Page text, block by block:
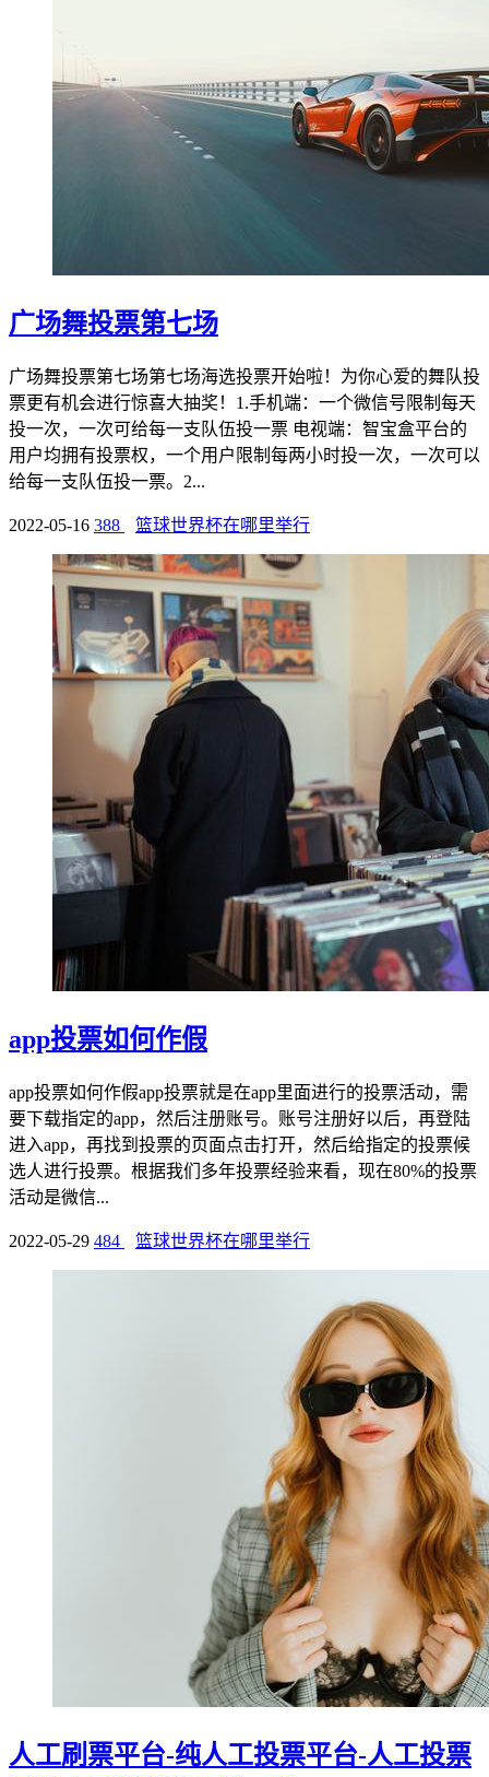
广场舞投票第七场
广场舞投票第七场第七场海选投票开始啦！为你心爱的舞队投
票更有机会进行惊喜大抽奖！1.手机端：一个微信号限制每天
投一次，一次可给每一支队伍投一票 电视端：智宝盒平台的
用户均拥有投票权，一个用户限制每两小时投一次，一次可以
给每一支队伍投一票。2...
2022-05-16 388 篮球世界杯在哪里举行
app投票如何作假
app投票如何作假app投票就是在app里面进行的投票活动，需
要下载指定的app，然后注册账号。账号注册好以后，再登陆
进入app，再找到投票的页面点击打开，然后给指定的投票候
选人进行投票。根据我们多年投票经验来看，现在80%的投票
活动是微信...
2022-05-29 484 篮球世界杯在哪里举行
人工刷票平台-纯人工投票平台-人工投票